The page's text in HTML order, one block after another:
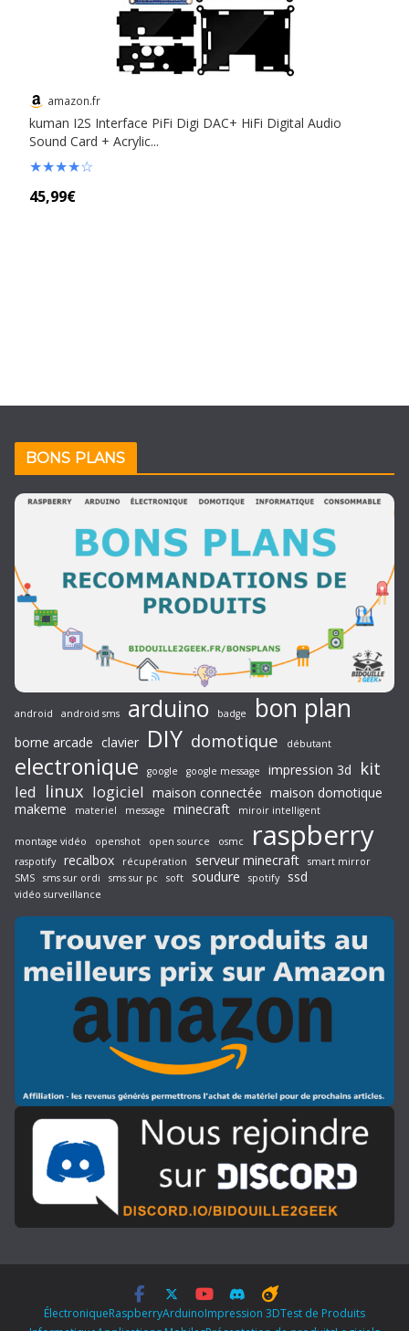
amazon.fr
kuman I2S Interface PiFi Digi DAC+ HiFi Digital Audio
Sound Card + Acrylic...
★★★★☆
45,99€
BONS PLANS
android android sms arduino badge bon plan
borne arcade clavier DIY domotique débutant
electronique google google message impression 3d kit
led linux logiciel maison connectée maison domotique
makeme
materiel message minecraft miroir intelligent
montage vidéo openshot open source osmc raspberry
raspotify recalbox récupération serveur minecraft
smart mirror
SMS
sms sur ordi sms sur pc soft soudure spotify ssd
vidéo surveillance
ÉlectroniqueRaspberryArduinoImpression 3DTest de Produits